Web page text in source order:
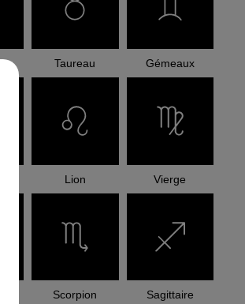
Taureau Gémeaux
Lion Vierge
Scorpion Sagittaire